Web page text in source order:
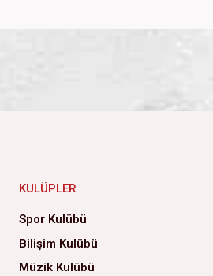
KULÜPLER
Spor Kulübü
Bilişim Kulübü
Müzik Kulübü